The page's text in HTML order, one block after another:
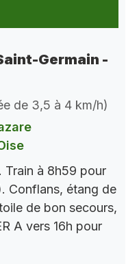
Germain -
de 3,5 à 4 km/h)
Train à 8h59 pour
Conflans, étang de
de bon secours,
A vers 16h pour